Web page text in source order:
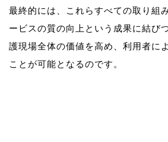
最終的には、これらすべての取り組
ービスの質の向上という成果に結び
護現場全体の価値を高め、利用者に